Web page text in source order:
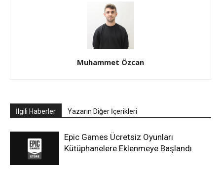
Muhammet Özcan
İlgili Haberler Yazarın Diğer İçerikleri
Epic Games Ücretsiz Oyunları
Kütüphanelere Eklenmeye Başlandı